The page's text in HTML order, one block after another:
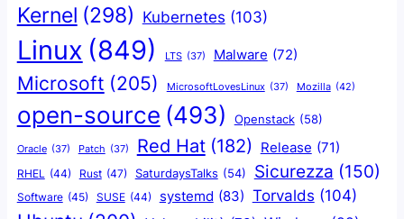
Kernel (298) Kubernetes (103)
Linux (849) LTS (37) Malware (72)
Microsoft (205) MicrosoftLovesLinux (37) Mozilla (42)
open-source (493) Openstack (58)
Oracle (37) Patch (37) Red Hat (182) Release (71)
RHEL (44) Rust (47) SaturdaysTalks (54) Sicurezza (150)
Software (45) SUSE (44) systemd (83) Torvalds (104)